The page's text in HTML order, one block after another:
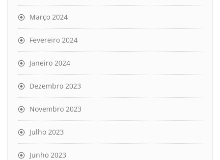
Março 2024
Fevereiro 2024
Janeiro 2024
Dezembro 2023
Novembro 2023
Julho 2023
Junho 2023